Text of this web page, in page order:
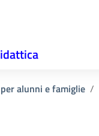
alunni e famiglie